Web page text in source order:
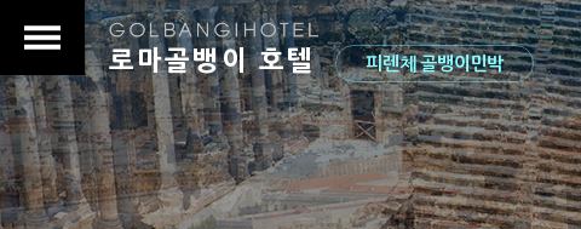
로마골뱅이 호텔 피렌체 골뱅이민박